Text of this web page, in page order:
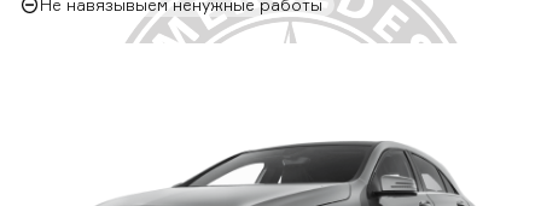
Не навязывыем ненужные работы